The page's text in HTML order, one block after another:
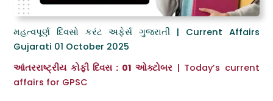
મહત્વપૂર્ણ દિવસો કરંટ અફેર્સ ગુજરાતી | Current Affairs
Gujarati 01 October 2025
આંતરરાષ્ટ્રીય કોફી દિવસ : 01 ઓક્ટોબર | Today’s current
affairs for GPSC